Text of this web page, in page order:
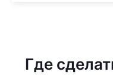
Где